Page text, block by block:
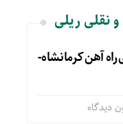
نقلی ریلی
آهن کرمانشاه-
دیدگاه